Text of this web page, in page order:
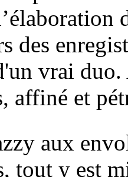
des
vrai
affiné et
aux
tout y est